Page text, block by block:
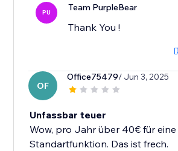
PU Team PurpleBear
Thank You !
OF
Office75479/ Jun 3, 2025
Unfassbar teuer
Wow, pro Jahr über 40€ für
Standartfunktion. Das ist frech.